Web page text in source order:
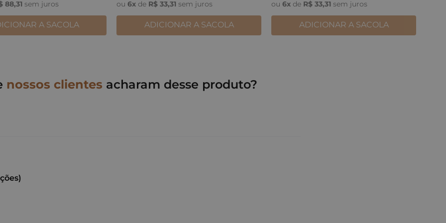
88,31 sem juros
A SACOLA
ou 6x de R$ 33,31 sem juros
ADICIONAR A SACOLA
ou 6x de R$ 33,31 sem juros
ADICIONAR A SACOLA
nossos clientes acharam desse produto?